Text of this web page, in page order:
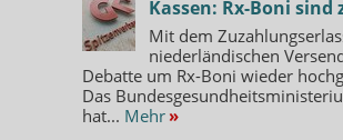
Kassen: Rx-Boni sind
Mit dem
niederländischen
Debatte um Rx-Boni wieder
Das
hat... Mehr »